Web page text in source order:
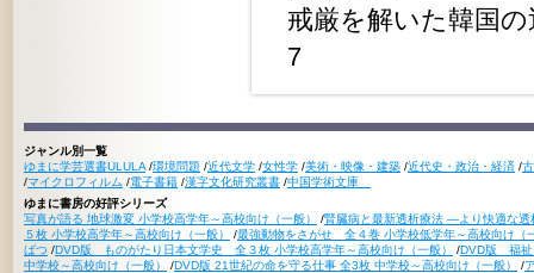
戒厳を解いた韓国
7
ジャンル別一覧
ゆまに学芸選書ULULA /環境問題 /近代文学 /女性学 /美術・映像・建築 /近代史・政治・経済 /
/マイクロフィルム /電子書籍 /漢字文化研究叢書 /中国学術文庫
ゆまに書房の好評シリーズ
写真が語る 地球激変 小学校高学年～高校向け（一般）
/腎臓病と最新透析療法 ―より快適な
５枚 小学校高学年～高校向け（一般）
/最強動物をさがせ 全４巻 小学校低学年～高校向け（
ばつ /DVD版 ものがたり日本文学史 全３枚 小学校高学年～高校向け（一般） /DVD版 福祉
中学校～高校向け（一般）
/DVD版 21世紀の命を守る仕事 全3枚 中学校～高校向け（一般） /